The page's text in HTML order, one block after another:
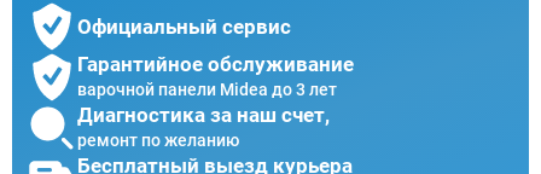
Официальный сервис
Гарантийное обслуживание
варочной панели Midea до 3 лет
Диагностика за наш счет,
ремонт по желанию
Бесплатный выезд курьера